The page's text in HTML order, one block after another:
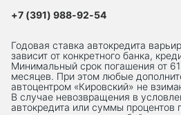
+7 (391) 988-92-54
Годовая ставка автокредита
зависит от конкретного банка,
Минимальный срок погашения от
месяцев. При этом любые
автоцентром «Кировский» не
В случае невозвращения в
автокредита или суммы процентов